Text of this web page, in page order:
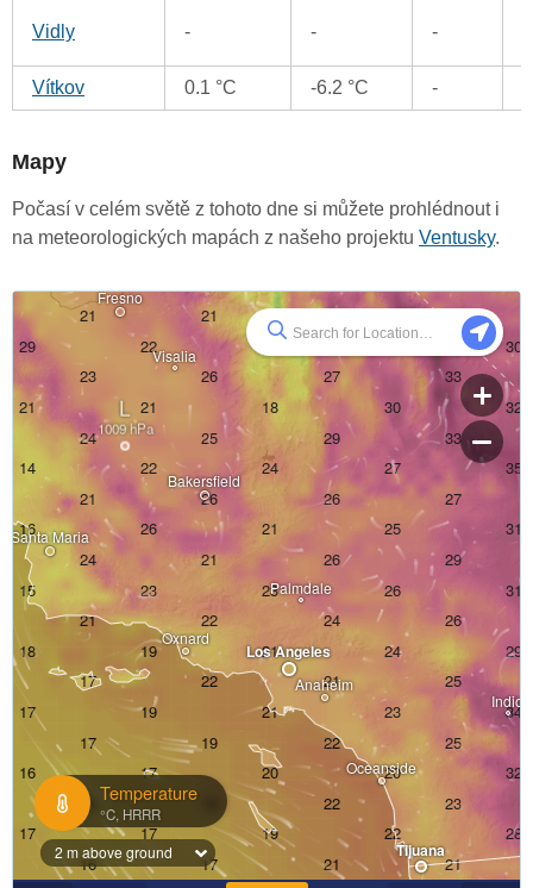
Vidly - - -
Vítkov 0.1 °C -6.2 °C -
Mapy
Počasí v celém světě z tohoto dne si můžete prohlédnout i
na meteorologických mapách z našeho projektu Ventusky.